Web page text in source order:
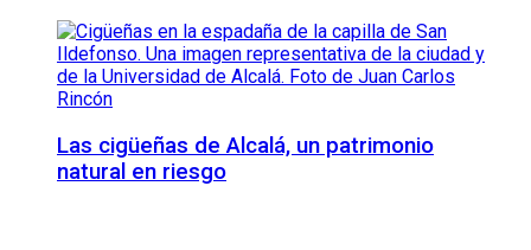
Las cigüeñas de Alcalá, un patrimonio
natural en riesgo